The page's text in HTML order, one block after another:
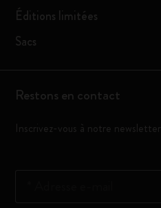
Éditions limitées
Sacs
Restons en contact
Inscrivez-vous à notre newsletter